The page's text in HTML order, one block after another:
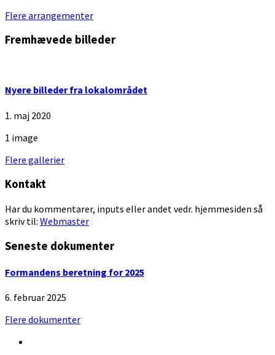
Back
calendar
Flere arrangementer
Fremhævede billeder
Nyere billeder fra lokalområdet
1. maj 2020
1 image
Flere gallerier
Kontakt
Har du kommentarer, inputs eller andet vedr. hjemmesiden så
skriv til: Webmaster
Seneste dokumenter
Formandens beretning for 2025
6. februar 2025
Flere dokumenter